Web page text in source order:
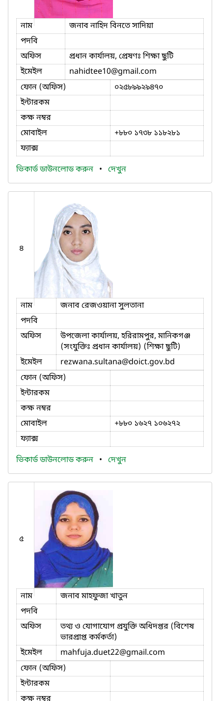
নাম
জনাব নাহিদ বিনতে সাদিয়া
পদবি
অফিস
প্রধান কার্যালয়, প্রেষণঃ শিক্ষা ছুটি
ইমেইল
nahidtee10@gmail.com
ফোন (অফিস)
০২৫৮৯৯২৯৪৭০
ইন্টারকম
কক্ষ নম্বর
মোবাইল
+৮৮০ ১৭৩৮ ১১৮২৮১
ফ্যাক্স
ভিকার্ড ডাউনলোড করুন • দেখুন
৪
নাম
জনাব রেজওয়ানা সুলতানা
পদবি
অফিস
উপজেলা কার্যালয়, হরিরামপুর, মানিকগঞ্জ
(সংযুক্তিঃ প্রধান কার্যালয়) (শিক্ষা ছুটি)
ইমেইল
rezwana.sultana@doict.gov.bd
ফোন (অফিস)
ইন্টারকম
কক্ষ নম্বর
মোবাইল
+৮৮০ ১৬২৭ ১০৬২৭২
ফ্যাক্স
ভিকার্ড ডাউনলোড করুন • দেখুন
৫
নাম
জনাব মাহফুজা খাতুন
পদবি
অফিস
তথ্য ও যোগাযোগ প্রযুক্তি অধিদপ্তর (বিশেষ
ভারপ্রাপ্ত কর্মকর্তা)
ইমেইল
mahfuja.duet22@gmail.com
ফোন (অফিস)
ইন্টারকম